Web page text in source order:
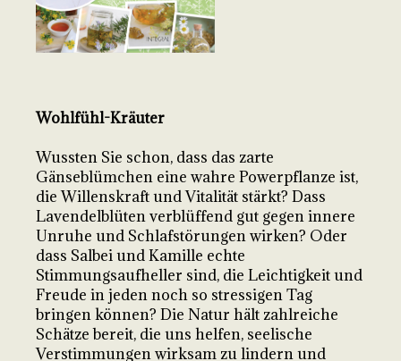
Wohlfühl-Kräuter
Wussten Sie schon, dass das zarte
Gänseblümchen eine wahre Powerpflanze ist,
die Willenskraft und Vitalität stärkt? Dass
Lavendelblüten verblüffend gut gegen innere
Unruhe und Schlafstörungen wirken? Oder
dass Salbei und Kamille echte
Stimmungsaufheller sind, die Leichtigkeit und
Freude in jeden noch so stressigen Tag
bringen können? Die Natur hält zahlreiche
Schätze bereit, die uns helfen, seelische
Verstimmungen wirksam zu lindern und